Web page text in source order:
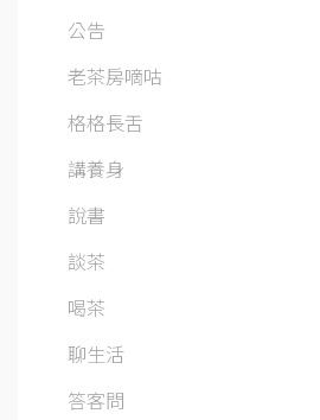
公告
老茶房嘀咕
格格長舌
講養身
說書
談茶
喝茶
聊生活
答客問